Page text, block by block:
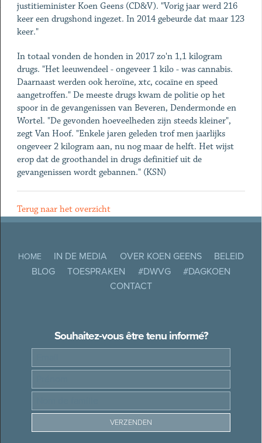
justitieminister Koen Geens (CD&V). "Vorig jaar werd 216
keer een drugshond ingezet. In 2014 gebeurde dat maar 123
keer."
In totaal vonden de honden in 2017 zo'n 1,1 kilogram
drugs. "Het leeuwendeel - ongeveer 1 kilo - was cannabis.
Daarnaast werden ook heroïne, xtc, cocaïne en speed
aangetroffen." De meeste drugs kwam de politie op het
spoor in de gevangenissen van Beveren, Dendermonde en
Wortel. "De gevonden hoeveelheden zijn steeds kleiner",
zegt Van Hoof. "Enkele jaren geleden trof men jaarlijks
ongeveer 2 kilogram aan, nu nog maar de helft. Het wijst
erop dat de groothandel in drugs definitief uit de
gevangenissen wordt gebannen." (KSN)
Terug naar het overzicht
HOME IN DE MEDIA OVER KOEN GEENS
BELEID
BLOG
TOESPRAKEN #DWVG
#DAGKOEN
CONTACT
Souhaitez-vous être tenu informé?